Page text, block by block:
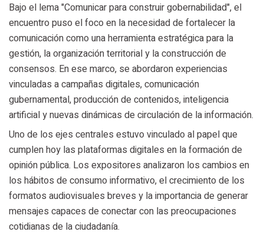
Bajo el lema "Comunicar para construir gobernabilidad", el
encuentro puso el foco en la necesidad de fortalecer la
comunicación como una herramienta estratégica para la
gestión, la organización territorial y la construcción de
consensos. En ese marco, se abordaron experiencias
vinculadas a campañas digitales, comunicación
gubernamental, producción de contenidos, inteligencia
artificial y nuevas dinámicas de circulación de la información.
Uno de los ejes centrales estuvo vinculado al papel que
cumplen hoy las plataformas digitales en la formación de
opinión pública. Los expositores analizaron los cambios en
los hábitos de consumo informativo, el crecimiento de los
formatos audiovisuales breves y la importancia de generar
mensajes capaces de conectar con las preocupaciones
cotidianas de la ciudadanía.